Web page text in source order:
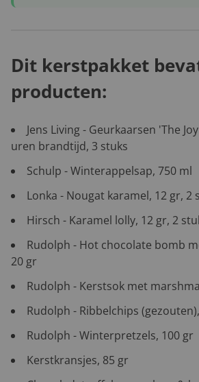
Dit kerstpakket
producten:
Jens Living - Geurkaarsen 'The
uren brandtijd, 3 stuks
Schulp - Winterappelsap, 750 ml
Lonka - Nougat karamel, 12 gr, 2
Hirsch - Karamel lolly, 12 gr, 2
Rudolph - Hot chocolate bomb
20 gr
Rudolph - Kerstsok met
Rudolph - Ribbelchips
Rudolph - Winterpretzels, 100 gr
Kerstkransjes, 85 gr